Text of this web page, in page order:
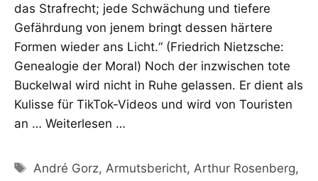
das Strafrecht; jede Schwächung und tiefere
Gefährdung von jenem bringt dessen härtere
Formen wieder ans Licht.“ (Friedrich Nietzsche:
Genealogie der Moral) Noch der inzwischen tote
Buckelwal wird nicht in Ruhe gelassen. Er dient als
Kulisse für TikTok-Videos und wird von Touristen
an … Weiterlesen …
Schlagwörter
André Gorz, Armutsbericht, Arthur Rosenberg,